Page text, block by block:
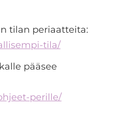
tilan periaatteita:
tila/
pääsee
perille/